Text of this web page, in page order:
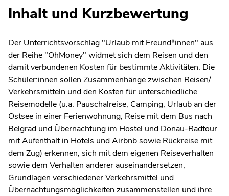
Inhalt und Kurzbewertung
Der Unterrichtsvorschlag "Urlaub mit Freund*innen" aus
der Reihe "OhMoney" widmet sich dem Reisen und den
damit verbundenen Kosten für bestimmte Aktivitäten. Die
Schüler:innen sollen Zusammenhänge zwischen Reisen/
Verkehrsmitteln und den Kosten für unterschiedliche
Reisemodelle (u.a. Pauschalreise, Camping, Urlaub an der
Ostsee in einer Ferienwohnung, Reise mit dem Bus nach
Belgrad und Übernachtung im Hostel und Donau-Radtour
mit Aufenthalt in Hotels und Airbnb sowie Rückreise mit
dem Zug) erkennen, sich mit dem eigenen Reiseverhalten
sowie dem Verhalten anderer auseinandersetzen,
Grundlagen verschiedener Verkehrsmittel und
Übernachtungsmöglichkeiten zusammenstellen und ihre